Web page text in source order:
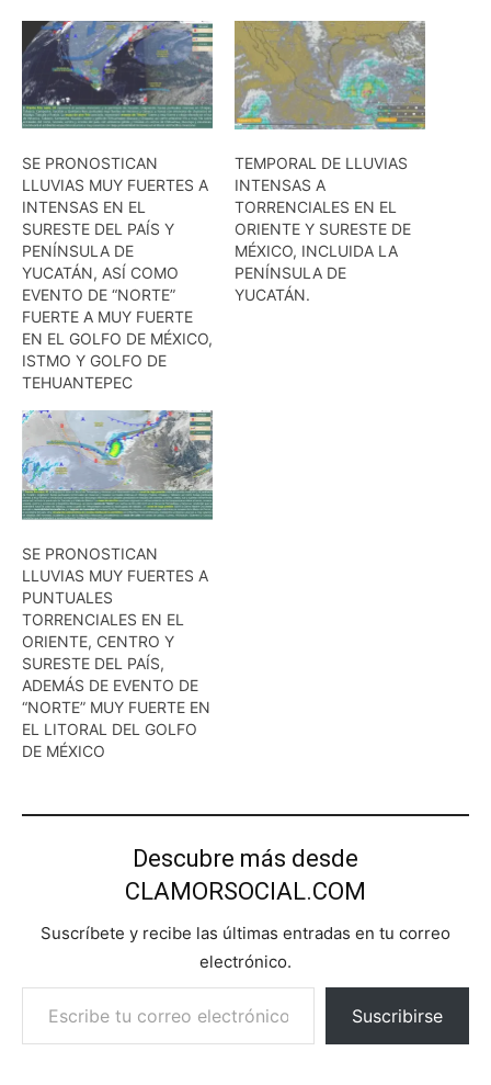
SE PRONOSTICAN
LLUVIAS MUY FUERTES A
INTENSAS EN EL
SURESTE DEL PAÍS Y
PENÍNSULA DE
YUCATÁN, ASÍ COMO
EVENTO DE “NORTE”
FUERTE A MUY FUERTE
EN EL GOLFO DE MÉXICO,
ISTMO Y GOLFO DE
TEHUANTEPEC
TEMPORAL DE LLUVIAS
INTENSAS A
TORRENCIALES EN EL
ORIENTE Y SURESTE DE
MÉXICO, INCLUIDA LA
PENÍNSULA DE
YUCATÁN.
SE PRONOSTICAN
LLUVIAS MUY FUERTES A
PUNTUALES
TORRENCIALES EN EL
ORIENTE, CENTRO Y
SURESTE DEL PAÍS,
ADEMÁS DE EVENTO DE
“NORTE” MUY FUERTE EN
EL LITORAL DEL GOLFO
DE MÉXICO
Descubre más desde
CLAMORSOCIAL.COM
Suscríbete y recibe las últimas entradas en tu correo
electrónico.
Escribe tu correo electrónico…
Suscribirse